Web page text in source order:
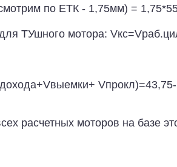
по ЕТК - 1,75мм) =
ТУшного мотора:
расчетных моторов на базе